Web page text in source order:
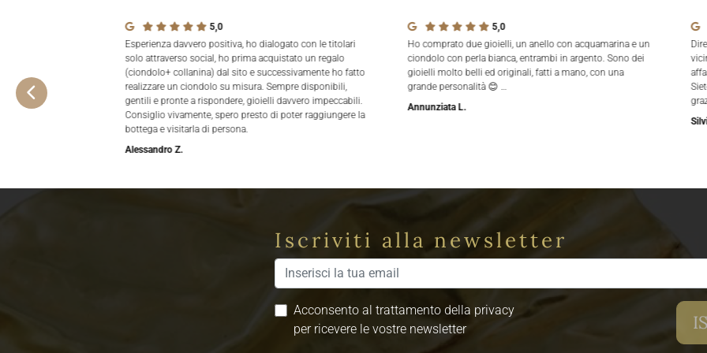
5,0
Esperienza davvero positiva, ho dialogato con le titolari
solo attraverso social, ho prima acquistato un regalo
(ciondolo+ collanina) dal sito e successivamente ho fatto
realizzare un ciondolo su misura. Sempre disponibili,
gentili e pronte a rispondere, gioielli davvero impeccabili.
Consiglio vivamente, spero presto di poter raggiungere la
bottega e visitarla di persona.
Alessandro Z.
5,0
Ho comprato due gioielli, un anello con acquamarina e un
ciondolo con perla bianca, entrambi in argento. Sono dei
gioielli molto belli ed originali, fatti a mano, con una
grande personalità 😊 …
Annunziata L.
Iscriviti alla newsletter
Acconsento al trattamento della privacy
per ricevere le vostre newsletter